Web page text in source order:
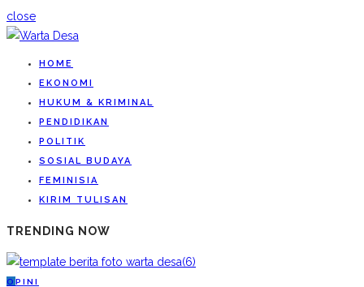
close
HOME
EKONOMI
HUKUM & KRIMINAL
PENDIDIKAN
POLITIK
SOSIAL BUDAYA
FEMINISIA
KIRIM TULISAN
TRENDING NOW
O PINI